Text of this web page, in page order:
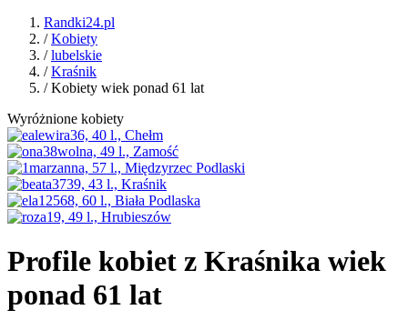
Randki24.pl
/Kobiety
/lubelskie
/Kraśnik
/ Kobiety wiek ponad 61 lat
Wyróżnione kobiety
Profile kobiet z Kraśnika wiek
ponad 61 lat